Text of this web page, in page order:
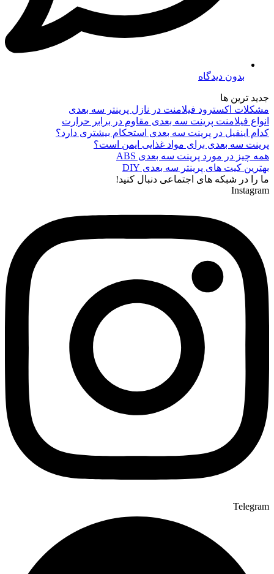
بدون دیدگاه
جدید ترین ها
مشکلات اکسترود فیلامنت در نازل پرینتر سه بعدی
انواع فیلامنت پرینت سه بعدی مقاوم در برابر حرارت
کدام اینفیل در پرینت سه بعدی استحکام بیشتری دارد؟
پرینت سه بعدی برای مواد غذایی ایمن است؟
همه چیز در مورد پرینت سه بعدی ABS
بهترین کیت های پرینتر سه بعدی DIY
ما را در شبکه های اجتماعی دنبال کنید!
Instagram
Telegram